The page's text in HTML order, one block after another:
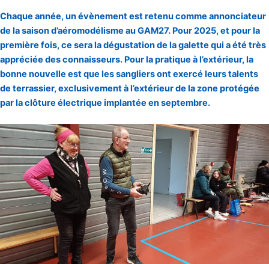
Chaque année, un évènement est retenu comme annonciateur
de la saison d’aéromodélisme au GAM27. Pour 2025, et pour la
première fois, ce sera la dégustation de la galette qui a été très
appréciée des connaisseurs. Pour la pratique à l’extérieur, la
bonne nouvelle est que les sangliers ont exercé leurs talents
de terrassier, exclusivement à l’extérieur de la zone protégée
par la clôture électrique implantée en septembre.